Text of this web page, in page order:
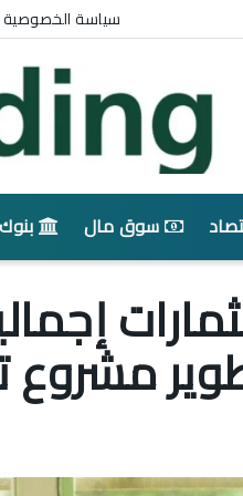
سياسة الخصوصية
سوق مال بنوك